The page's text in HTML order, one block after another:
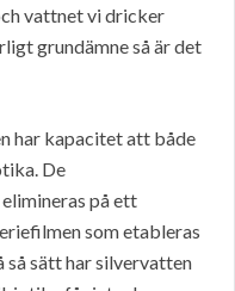
vattnet vi dricker
grundämne så är det
har kapacitet att både
De
på ett
som etableras
så sätt har silvervatten